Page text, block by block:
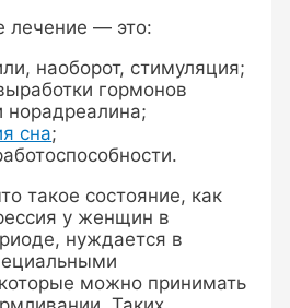
лечение — это:
наоборот, стимуляция;
гормонов
норадреалина;
сна;
такое состояние, как
у женщин в
нуждается в
можно принимать